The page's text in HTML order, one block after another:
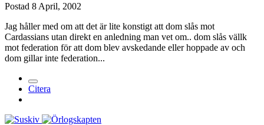
Postad 8 April, 2002
Jag håller med om att det är lite konstigt att dom slås mot
Cardassians utan direkt en anledning man vet om.. dom slås vällk
mot federation för att dom blev avskedande eller hoppade av och
dom gillar inte federation...
Citera